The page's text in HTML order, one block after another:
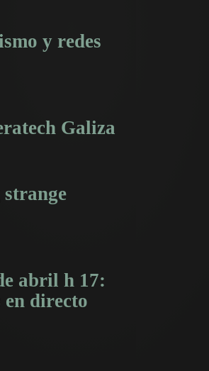
y redes
Galiza
abril h 17:
en directo